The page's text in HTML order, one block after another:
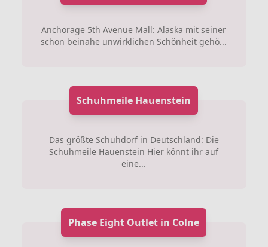
Anchorage 5th Avenue Mall: Alaska mit seiner
schon beinahe unwirklichen Schönheit gehö...
Schuhmeile Hauenstein
Das größte Schuhdorf in Deutschland: Die
Schuhmeile Hauenstein Hier könnt ihr auf
eine...
Phase Eight Outlet in Colne